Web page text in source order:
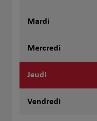
Mardi
Mercredi
Jeudi
Vendredi